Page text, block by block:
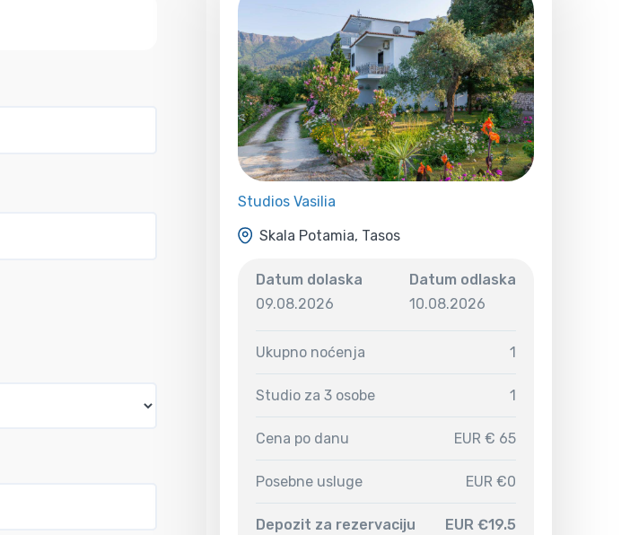
Studios Vasilia
Skala Potamia, Tasos
Datum dolaska
09.08.2026
Datum odlaska
10.08.2026
Ukupno noćenja 1
Studio za 3 osobe 1
Cena po danu EUR € 65
Posebne usluge EUR €0
Depozit za rezervaciju EUR €19.5